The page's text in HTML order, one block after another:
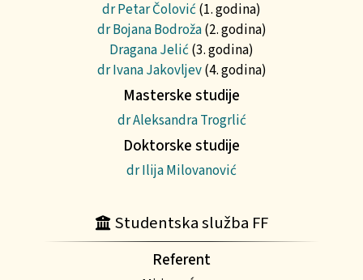
dr Petar Čolović (1. godina)
dr Bojana Bodroža(2. godina)
Dragana Jelić (3. godina)
dr Ivana Jakovljev(4. godina)
Masterske studije
dr Aleksandra Trogrlić
Doktorske studije
dr Ilija Milovanović
Studentska služba FF
Referent